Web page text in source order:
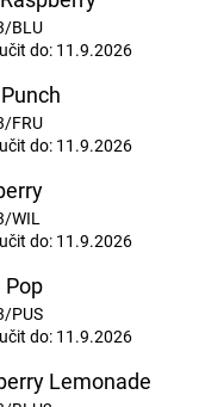
BLU
do: 11.9.2026
FRU
do: 11.9.2026
WIL
do: 11.9.2026
Pop
PUS
do: 11.9.2026
Lemonade